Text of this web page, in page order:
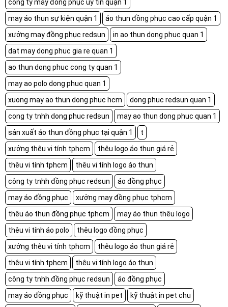
công ty may đồng phục uy tín quận 1
may áo thun sự kiện quận 1
áo thun đồng phục cao cấp quận 1
xưởng may đồng phục redsun
in ao thun dong phuc quan 1
dat may dong phuc gia re quan 1
ao thun dong phuc cong ty quan 1
may ao polo dong phuc quan 1
xuong may ao thun dong phuc hcm
dong phuc redsun quan 1
cong ty tnhh dong phuc redsun
may ao thun dong phuc quan 1
sản xuất áo thun đồng phục tại quận 1
t
xưởng thêu vi tính tphcm
thêu logo áo thun giá rẻ
thêu vi tính tphcm
thêu vi tính logo áo thun
công ty tnhh đồng phục redsun
áo đồng phục
may áo đồng phục
xưởng may đồng phục tphcm
thêu áo thun đồng phục tphcm
may áo thun thêu logo
thêu vi tính áo polo
thêu logo đồng phục
xưởng thêu vi tính tphcm
thêu logo áo thun giá rẻ
thêu vi tính tphcm
thêu vi tính logo áo thun
công ty tnhh đồng phục redsun
áo đồng phục
may áo đồng phục
kỹ thuật in pet
kỹ thuật in pet chu